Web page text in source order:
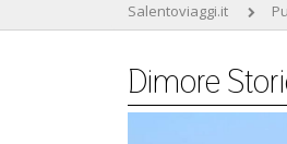
Salentoviaggi.it
Dimore